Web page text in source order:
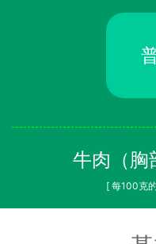
牛肉（胸
[ 每100克